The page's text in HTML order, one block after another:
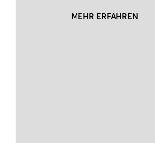
MEHR ERFAHREN